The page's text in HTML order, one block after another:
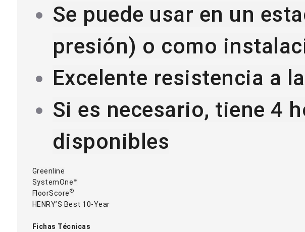
Se puede usar en un
presión) o como
Excelente resistencia a
Si es necesario, tiene 4
disponibles
Greenline
SystemOne™
FloorScore®
HENRY’S Best 10-Year
Fichas Técnicas